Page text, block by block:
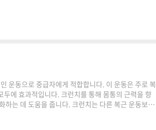
을 자극합니다. 레그 레이즈는 특별한 장비 없이도 수
서나 할 수 있는 장점이 있습니다.레그 ..
운동으로 중급자에게 적합합니다. 이 운동은 주로 복
에 효과적입니다. 크런치를 통해 몸통의 근력을 향
하는 데 도움을 줍니다. 크런치는 다른 복근 운동보다
신 분은 끝까지 읽어보세요. 크런치 운동 개요 크런